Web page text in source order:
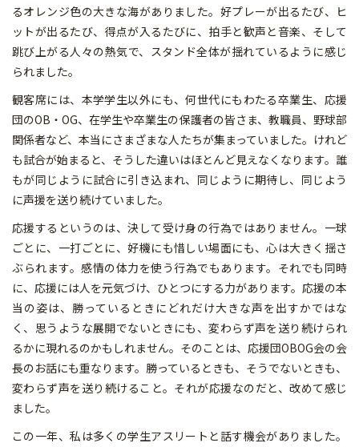
るオレンジ色の大きな海がありました。好プレーが出るたび、ヒ
ットが出るたび、得点が入るたびに、拍手と歓声と音楽、そして
跳び上がる人々の熱気で、スタンド全体が揺れているように感じ
られました。
観客席には、本学学生以外にも、何世代にもわたる卒業生、応援
団のOB・OG、在学生や卒業生の保護者の皆さま、教職員、野球部
関係者など、本当にさまざまな人たちが集まっていました。けれど
も試合が始まると、そうした違いはほとんど見えなくなります。誰
もが同じように試合に引き込まれ、同じように期待し、同じよう
に声援を送り続けていました。
応援するというのは、決して受け身の行為ではありません。一球
ごとに、一打ごとに、好機にも惜しい場面にも、心は大きく揺さ
ぶられます。感情の体力を使う行為でもあります。それでも同時
に、応援には人を元気づけ、ひとつにする力があります。応援の本
当の姿は、勝っているときにどれだけ大きな声を出すかではな
く、思うような展開でないときにも、変わらず声を送り続けられ
るかに現れるのかもしれません。そのことは、応援団OBOG会の会
長のお話にも重なります。勝っているときも、そうでないときも、
変わらず声を送り続けること。それが応援なのだと、改めて感じ
ました。
この一年、私は多くの学生アスリートと話す機会がありました。